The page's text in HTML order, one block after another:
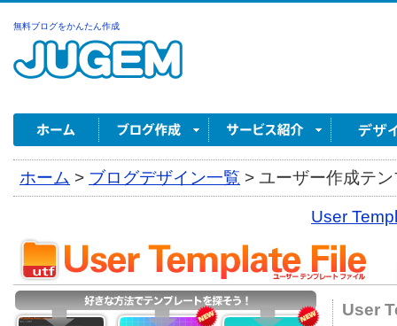
無料ブログをかんたん作成
ホーム > ブログデザイン一覧 > ユーザー作成テ
User
User